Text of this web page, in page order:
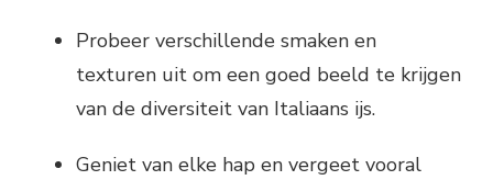
Probeer verschillende smaken en
texturen uit om een goed beeld te krijgen
van de diversiteit van Italiaans ijs.
Geniet van elke hap en vergeet vooral